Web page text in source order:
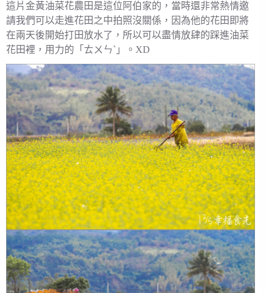
這片金黃油菜花農田是這位阿伯家的，當時還非常熱情邀
請我們可以走進花田之中拍照沒關係，因為他的花田即將
在兩天後開始打田放水了，所以可以盡情放肆的踩進油菜
花田裡，用力的「ㄊㄨㄣˋ」。XD